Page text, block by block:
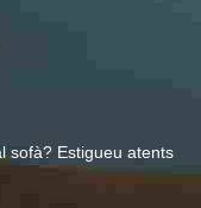
sofà? Estigueu atents